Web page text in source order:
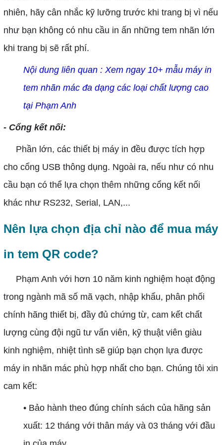
nhiên, hãy cân nhắc kỹ lưỡng trước khi trang bị vì nếu
như bạn không có nhu cầu in ấn những tem nhãn lớn
khi trang bị sẽ rất phí.
Nội dung liên quan : Xem ngay 10+ mẫu máy in
tem nhãn mác đa dạng các loại chất lượng cao
tại Phạm Anh
- Cổng kết nối:
Phần lớn, các thiết bị máy in đều được tích hợp
cho cổng USB thông dụng. Ngoài ra, nếu như có nhu
cầu bạn có thể lựa chọn thêm những cổng kết nối
khác như RS232, Serial, LAN,...
Nên lựa chọn địa chỉ nào để mua máy
in tem QR code?
Phạm Anh với hơn 10 năm kinh nghiệm hoạt động
trong ngành mã số mã vạch, nhập khẩu, phân phối
chính hãng thiết bị, đầy đủ chứng từ, cam kết chất
lượng cùng đội ngũ tư vấn viên, kỹ thuật viên giàu
kinh nghiệm, nhiệt tình sẽ giúp bạn chọn lựa được
máy in nhãn mác phù hợp nhất cho bạn. Chúng tôi xin
cam kết:
• Bảo hành theo đúng chính sách của hãng sản
xuất: 12 tháng với thân máy và 03 tháng với đầu